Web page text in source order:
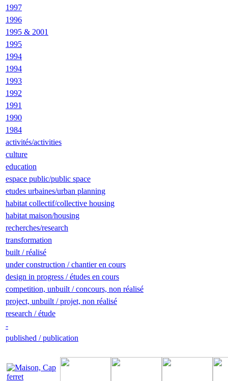
1997
1996
1995 & 2001
1995
1994
1994
1993
1992
1991
1990
1984
activités/activities
culture
education
espace public/public space
etudes urbaines/urban planning
habitat collectif/collective housing
habitat maison/housing
recherches/research
transformation
built / réalisé
under construction / chantier en cours
design in progress / études en cours
competition, unbuilt / concours, non réalisé
project, unbuilt / projet, non réalisé
research / étude
-
published / publication